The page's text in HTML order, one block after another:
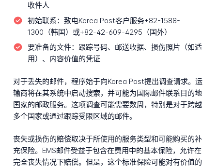
收件人
初始联系： 致电Korea Post客户服务+82-1588-
1300（韩国）或+82-42-609-4295（国外）
要准备的文件： 跟踪号码、邮送收据、损伤照片（如适
用）、内容价值的凭证
对于丢失的邮件，程序始于向Korea Post提出调查请求。运
输商将在其系统中启动搜索，并可能为国际邮件联系目的地
国家的邮政服务。这项调查可能需要数周，特别是对于跨越
多个国家或通过跟踪受限区域的邮件。
丧失或损伤的赔偿取决于所使用的服务类型和可能购买的补
充保险。EMS邮件受益于包含在费用中的基本保险，允许在
完全丧失情况下赔偿。但是，这个标准保险可能对有价值的